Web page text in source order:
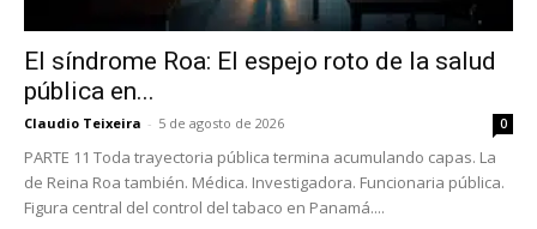
El síndrome Roa: El espejo roto de la salud
pública en...
Claudio Teixeira - 5 de agosto de 2026 0
PARTE 11 Toda trayectoria pública termina acumulando capas. La
de Reina Roa también. Médica. Investigadora. Funcionaria pública.
Figura central del control del tabaco en Panamá....